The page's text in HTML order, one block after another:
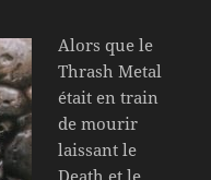
Alors que le
Thrash Metal
était en train
de mourir
laissant le
Death et le